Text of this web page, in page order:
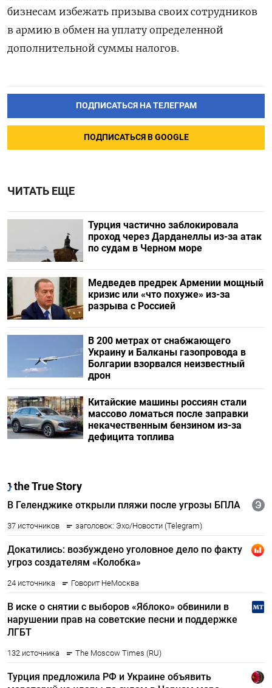
бизнесам избежать призыва своих сотрудников
в армию в обмен на уплату определенной
дополнительной суммы налогов.
ПОДПИСАТЬСЯ НА ТЕЛЕГРАМ
ПОДПИСАТЬСЯ В GOOGLE
ЧИТАТЬ ЕЩЕ
Турция частично заблокировала
проход через Дарданеллы из-за атак
по судам в Черном море
Медведев предрек Армении мощный
кризис или «что похуже» из-за
разрыва с Россией
В 200 метрах от снабжающего
Украину и Балканы газопровода в
Болгарии взорвался неизвестный
дрон
Китайские машины россиян стали
массово ломаться после заправки
некачественным бензином из-за
дефицита топлива